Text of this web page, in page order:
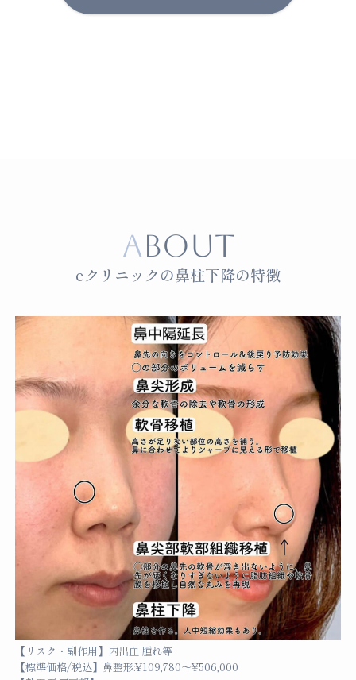
ABOUT
eクリニックの鼻柱下降の特徴
【リスク・副作用】内出血 腫れ等
【標準価格/税込】鼻整形:¥109,780～¥506,000